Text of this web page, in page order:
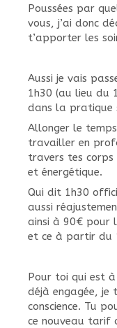
Poussées par
vous, j’ai donc
t’apporter les
Aussi je vais
1h30 (au lieu du
dans la pratique
Allonger le
travailler en
travers tes corps
et énergétique.
Qui dit 1h30
aussi
ainsi à 90€ pour
et ce à partir du
Pour toi qui est à
déjà engagée, je
conscience. Tu
ce nouveau tarif